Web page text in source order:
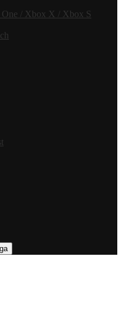
/ Xbox X / Xbox S